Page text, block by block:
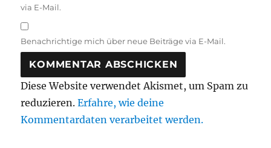
via E-Mail.
Benachrichtige mich über neue Beiträge via E-Mail.
Diese Website verwendet Akismet, um Spam zu
reduzieren.Erfahre, wie deine
Kommentardaten verarbeitet werden.